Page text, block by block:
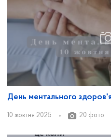
День ментального
10 жовтня 2025 20 фото